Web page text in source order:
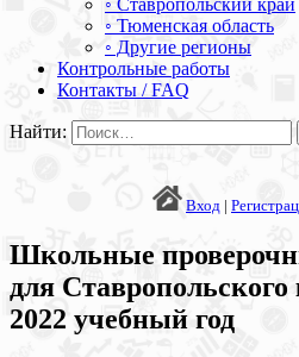
◦ Ставропольский край
◦ Тюменская область
◦ Другие регионы
Контрольные работы
Контакты / FAQ
Найти:
Вход |
Школьные
для Ставропольского
2022 учебный год